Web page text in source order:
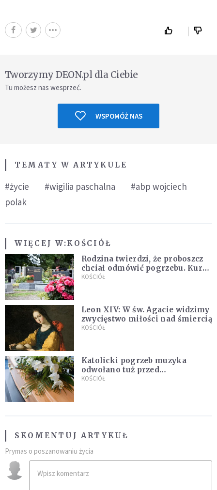
Tworzymy DEON.pl dla Ciebie
Tu możesz nas wesprzeć.
WSPOMÓŻ NAS
TEMATY W ARTYKULE
#życie #wigilia paschalna
#abp wojciech
polak
WIĘCEJ W:KOŚCIÓŁ
Rodzina twierdzi, że proboszcz
chciał odmówić pogrzebu. Kuria
zapowiada wyjaśnienia
KOŚCIÓŁ
Leon XIV: W św. Agacie widzimy
zwycięstwo miłości nad śmiercią
KOŚCIÓŁ
Katolicki pogrzeb muzyka
odwołano tuż przed
uroczystością. Powodem była
KOŚCIÓŁ
SKOMENTUJ ARTYKUŁ
Prymas o poszanowaniu życia